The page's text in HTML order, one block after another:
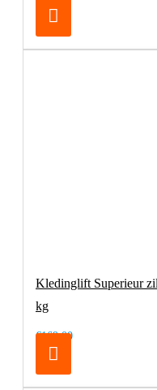
Kledinglift Superieur
kg
€169,00